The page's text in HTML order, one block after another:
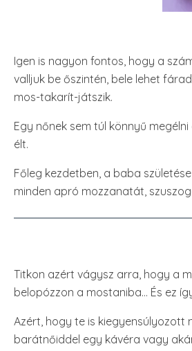
Igen is nagyon fontos, hogy a
valljuk be őszintén, bele lehet
mos-takarít-játszik.
Egy nőnek sem túl könnyű
élt.
Főleg kezdetben, a baba
minden apró mozzanatát,
Titkon azért vágysz arra, hogy a
belopózzon a mostaniba… És ez
Azért, hogy te is kiegyensúlyozott
barátnőiddel egy kávéra vagy